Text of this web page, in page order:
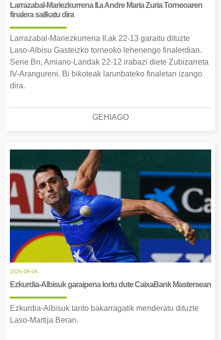
Larrazabal-Mariezkurrena II.a Andre Maria Zuria Torneoaren
finalera sailkatu dira
Larrazabal-Mariezkurrena II.ak 22-13 garaitu dituzte
Laso-Albisu Gasteizko torneoko lehenengo finalerdian.
Serie Bn, Amiano-Landak 22-12 irabazi diete Zubizarreta
IV-Arangureni. Bi bikoteak larunbateko finaletan izango
dira.
GEHIAGO
2026-08-04
Ezkurdia-Albisuk garaipena lortu dute CaixaBank Mastersean
Ezkurdia-Albisuk tanto bakarragatik menderatu dituzte
Laso-Martija Beran.